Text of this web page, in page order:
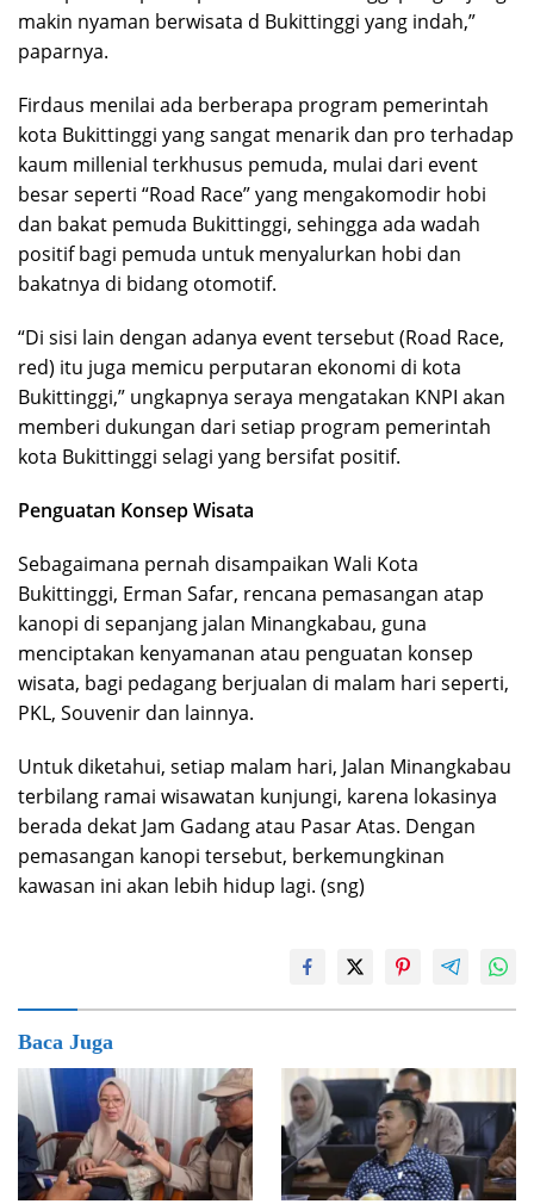
makin nyaman berwisata d Bukittinggi yang indah,”
paparnya.
Firdaus menilai ada berberapa program pemerintah
kota Bukittinggi yang sangat menarik dan pro terhadap
kaum millenial terkhusus pemuda, mulai dari event
besar seperti “Road Race” yang mengakomodir hobi
dan bakat pemuda Bukittinggi, sehingga ada wadah
positif bagi pemuda untuk menyalurkan hobi dan
bakatnya di bidang otomotif.
“Di sisi lain dengan adanya event tersebut (Road Race,
red) itu juga memicu perputaran ekonomi di kota
Bukittinggi,” ungkapnya seraya mengatakan KNPI akan
memberi dukungan dari setiap program pemerintah
kota Bukittinggi selagi yang bersifat positif.
Penguatan Konsep Wisata
Sebagaimana pernah disampaikan Wali Kota
Bukittinggi, Erman Safar, rencana pemasangan atap
kanopi di sepanjang jalan Minangkabau, guna
menciptakan kenyamanan atau penguatan konsep
wisata, bagi pedagang berjualan di malam hari seperti,
PKL, Souvenir dan lainnya.
Untuk diketahui, setiap malam hari, Jalan Minangkabau
terbilang ramai wisawatan kunjungi, karena lokasinya
berada dekat Jam Gadang atau Pasar Atas. Dengan
pemasangan kanopi tersebut, berkemungkinan
kawasan ini akan lebih hidup lagi. (sng)
Baca Juga